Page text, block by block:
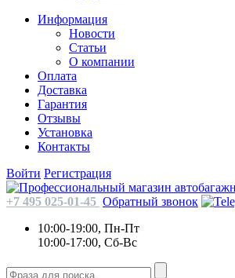
Информация
Новости
Статьи
О компании
Оплата
Доставка
Гарантия
Отзывы
Установка
Контакты
Войти Регистрация
+7 495 025-01-45 Обратный звонок
10:00-19:00, Пн-Пт
10:00-17:00, Сб-Вс